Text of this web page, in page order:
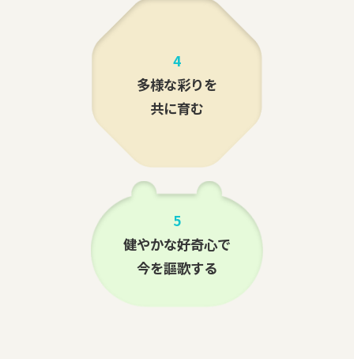
4
多様な彩りを
共に育む
5
健やかな好奇心で
今を謳歌する